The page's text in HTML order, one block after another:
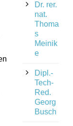
Dr. rer.
nat.
Thoma
s
Meinik
e
Dipl.-
Tech-
Red.
Georg
Busch